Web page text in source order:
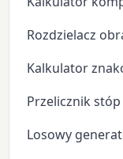
Rozdzielacz
Kalkulator
Przelicznik
Losowy